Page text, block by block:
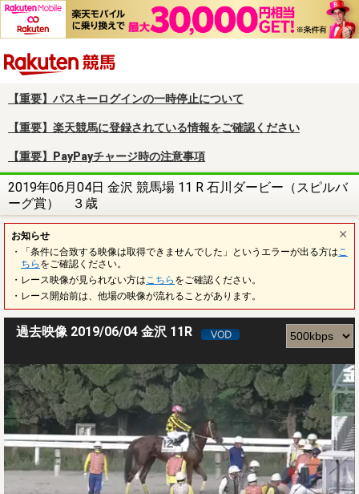
【重要】パスキーログインの一時停止について
【重要】楽天競馬に登録されている情報をご確認ください
【重要】PayPayチャージ時の注意事項
2019年06月04日 金沢 競馬場 11 R 石川ダービー（スピルバ
ーグ賞） ３歳
お知らせ
・「条件に合致する映像は取得できませんでした」というエラーが出る方は こ
ちら をご確認ください。
・レース映像が見られない方は こちら をご確認ください。
・レース開始前は、他場の映像が流れることがあります。
過去映像 2019/06/04 金沢 11R